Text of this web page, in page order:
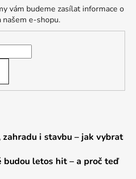
vám budeme zasílat informace o
našem e-shopu.
zahradu i stavbu – jak vybrat
budou letos hit – a proč teď